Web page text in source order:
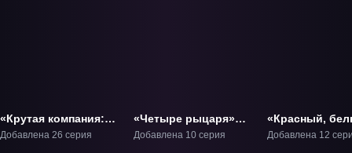
«Крутая компания:
Арадские
Добавлена 26 серия
«Четыре рыцаря»
ТВ-1
Добавлена 10 серия
«Красный,
чёрный,
Добавлена 12